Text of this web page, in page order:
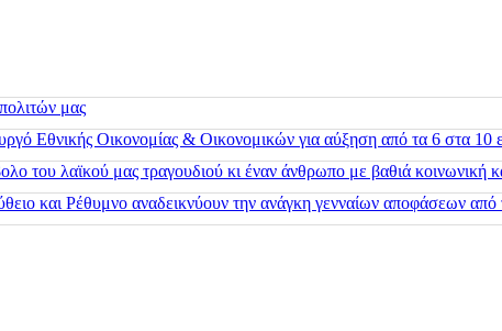
μας
Εθνικής Οικονομίας & Οικονομικών για αύξηση από τα 6 στα
του λαϊκού μας τραγουδιού κι έναν άνθρωπο με βαθιά κοινωνική
και Ρέθυμνο αναδεικνύουν την ανάγκη γενναίων αποφάσεων από